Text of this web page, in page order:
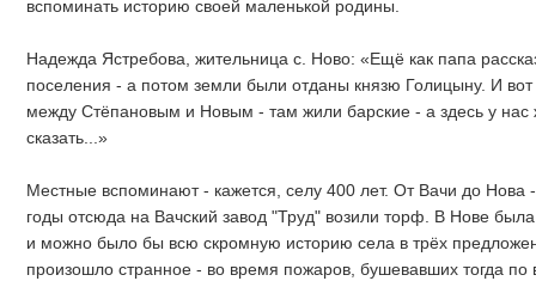
вспоминать историю своей маленькой родины.
Надежда Ястребова, жительница с. Ново: «Ещё как папа
поселения - а потом земли были отданы князю Голицыну. И вот
между Стёпановым и Новым - там жили барские - а здесь у
сказать...»
Местные вспоминают - кажется, селу 400 лет. От Вачи до Нова
годы отсюда на Вачский завод "Труд" возили торф. В Нове
и можно было бы всю скромную историю села в трёх
произошло странное - во время пожаров, бушевавших тогда по